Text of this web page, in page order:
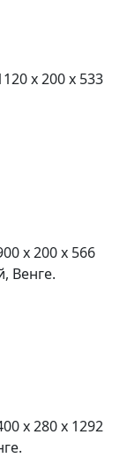
x 200 x 533
x 200 x 566
Венге.
x 280 x 1292